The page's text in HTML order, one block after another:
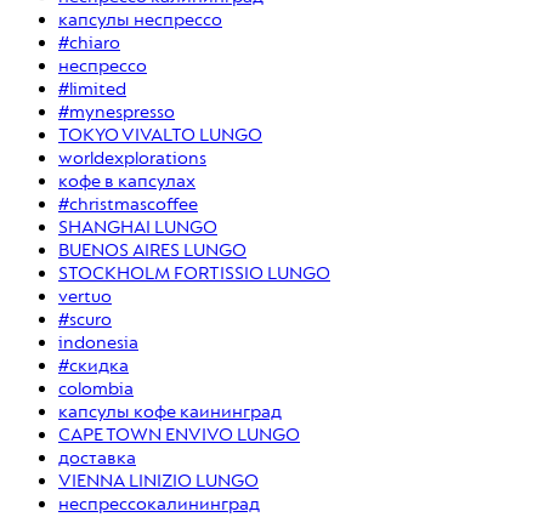
капсулы неспрессо
#chiaro
неспрессо
#limited
#mynespresso
TOKYO VIVALTO LUNGO
worldexplorations
кофе в капсулах
#christmascoffee
SHANGHAI LUNGO
BUENOS AIRES LUNGO
STOCKHOLM FORTISSIO LUNGO
vertuo
#scuro
indonesia
#скидка
colombia
капсулы кофе каининград
CAPE TOWN ENVIVO LUNGO
доставка
VIENNA LINIZIO LUNGO
неспрессокалининград